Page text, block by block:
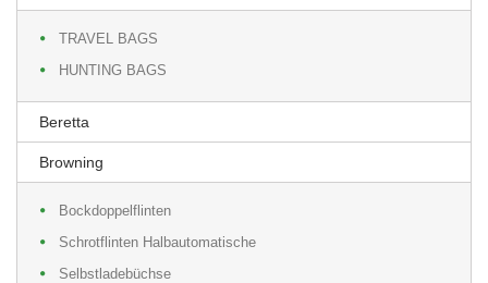
TRAVEL BAGS
HUNTING BAGS
Beretta
Browning
Bockdoppelflinten
Schrotflinten Halbautomatische
Selbstladebüchse